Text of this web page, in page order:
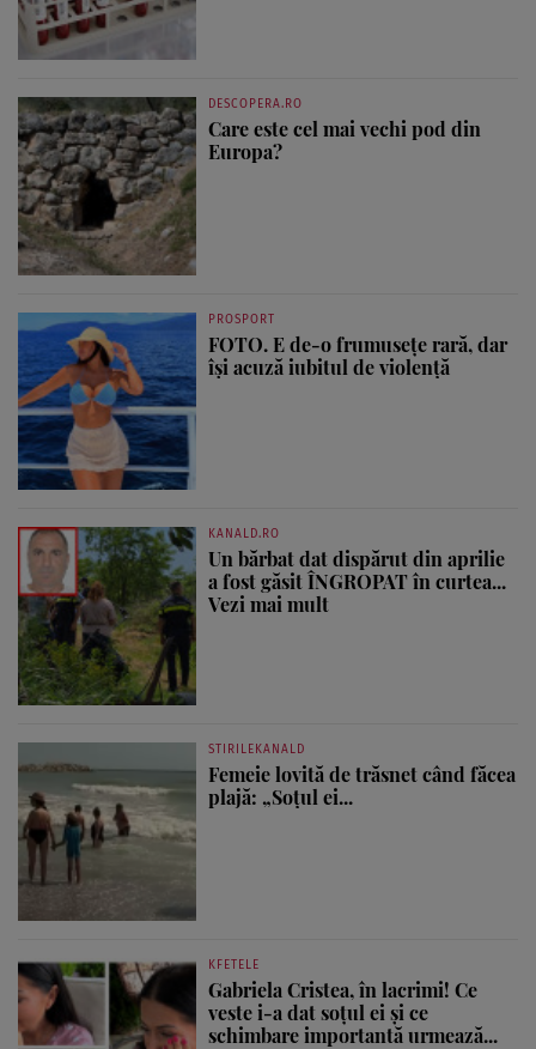
DESCOPERA.RO
Care este cel mai vechi pod din
Europa?
PROSPORT
FOTO. E de-o frumusețe rară, dar
își acuză iubitul de violență
KANALD.RO
Un bărbat dat dispărut din aprilie
a fost găsit ÎNGROPAT în curtea...
Vezi mai mult
STIRILEKANALD
Femeie lovită de trăsnet când făcea
plajă: „Soțul ei...
KFETELE
Gabriela Cristea, în lacrimi! Ce
veste i-a dat soțul ei și ce
schimbare importantă urmează...